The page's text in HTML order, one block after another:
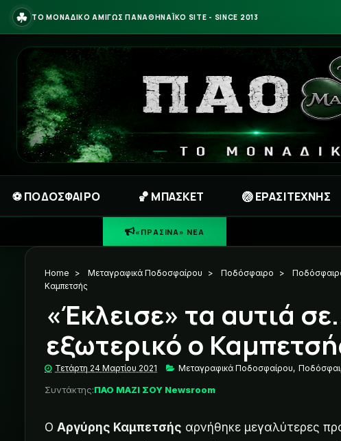
☘ ΤΟ ΜΟΝΑΔΙΚΟ ΑΜΙΓΩΣ ΠΑΝΑΘΗΝΑΪΚΟ SITE - SINCE 2013
⚽ ΠΟΔΟΣΦΑΙΡΟ 🏀 ΜΠΑΣΚΕΤ 🏐 ΕΡΑΣΙΤΕΧΝΗΣ
«ΠΡΑΣΙΝΑ» ΝΕΑ
Home > Μεταγραφικά Ποδοσφαίρου > Ποδόσφαιρο >
Καμπετσής
«Έκλεισε» τα αυτιά
εξωτερικό ο
Τετάρτη 24 Μαρτίου 2021 Μεταγραφικά Ποδοσφαίρου,
Συντάκτης:ΠΑΟ ΜΑΖΙ ΣΟΥ Newsroom
Ο Αργύρης Καμπετσής αρνήθηκε μεγαλύτερες